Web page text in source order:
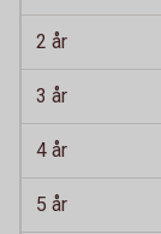
2 år
3 år
4 år
5 år